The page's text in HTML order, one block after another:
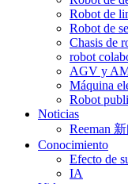
Robot de
Robot de
Chasis de
robot
AGV y
Máquina
Robot
Noticias
Reeman
Conocimiento
Efecto de
IA